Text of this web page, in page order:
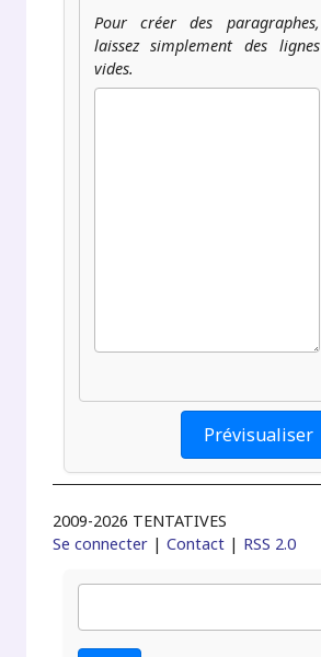
Pour créer des paragraphes,
laissez simplement des lignes
vides.
2009-2026 TENTATIVES
Se connecter |Contact | RSS 2.0